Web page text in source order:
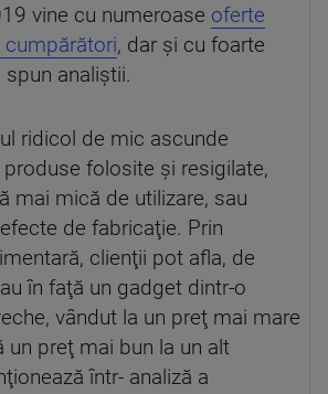
vine cu numeroase oferte
, dar și cu foarte
analiștii.
ridicol de mic ascunde
folosite şi resigilate,
mai mică de utilizare, sau
de fabricaţie. Prin
clienţii pot afla, de
în faţă un gadget dintr-o
vândut la un preţ mai mare
un preţ mai bun la un alt
într- analiză a